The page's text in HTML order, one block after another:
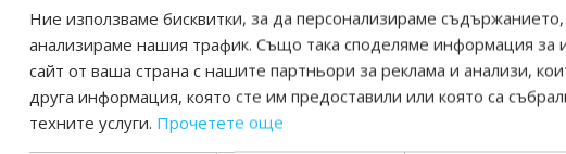
диоксид на Wizz Air са най-ниските сред европейските
данни от април 2020 г. (57.2 гр/км/пътник).
прилага за цените на самолетните билети, включващи всички данъци и
но без административната такса. Тази промоция се прилага на 19
до 23.59 ч. CEST и важи за всички полети на Wizz Air без ограничение в
Цената се отнася само за резервации, направени на wizzair.com или
Ние използваме бисквитки, за да персонализираме
анализираме нашия трафик. Също така споделяме информация за
сайт от ваша страна с нашите партньори за реклама и анализи,
друга информация, която сте им предоставили или която са
техните услуги. Прочетете още